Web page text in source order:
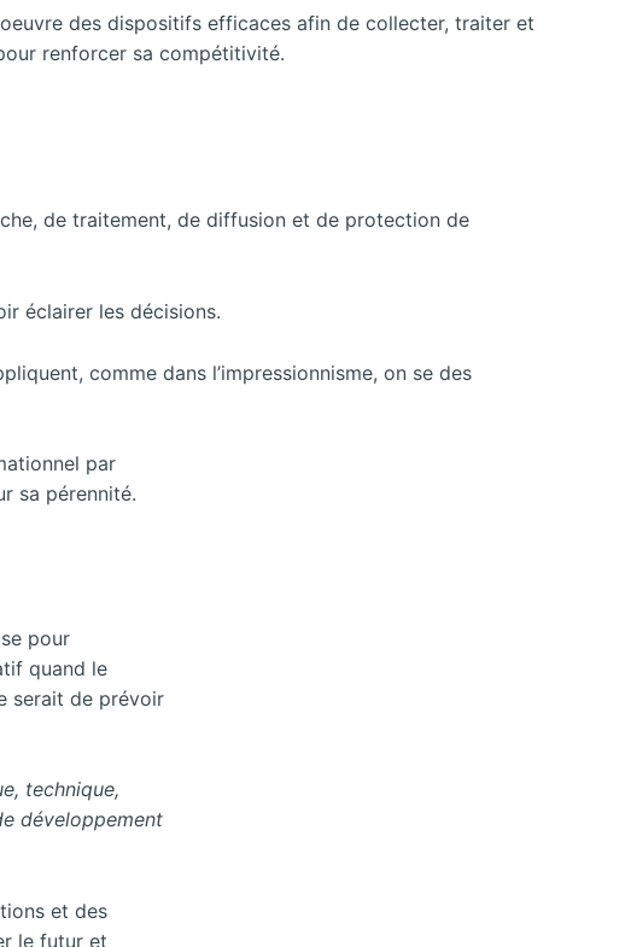
des dispositifs efficaces afin de collecter, traiter et
renforcer sa compétitivité.
de traitement, de diffusion et de protection de
éclairer les décisions.
comme dans l’impressionnisme, on se des
par
sa pérennité.
pour
quand le
serait de prévoir
technique,
développement
et des
le futur et